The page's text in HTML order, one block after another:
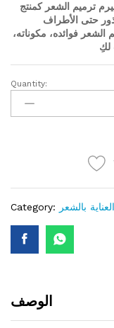
ترميم الشعر كمنتج
حتى الأطراف
فوائده، مكوناته،
لكِ
سيرم
ترميم
الشعر
Quantity:
Category: العناية بالشعر
الوصف